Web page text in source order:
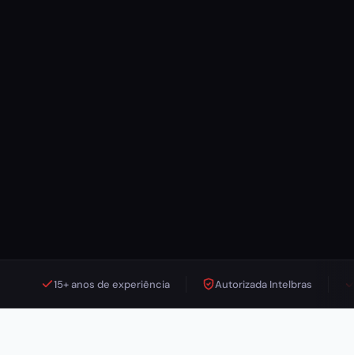
15+ anos de experiência Autorizada Intelbras